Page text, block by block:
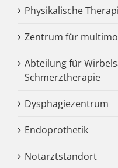
Physikalische
Zentrum für
Abteilung für
Schmerztherapie
Dysphagiezentrum
Endoprothetik
Notarztstandort